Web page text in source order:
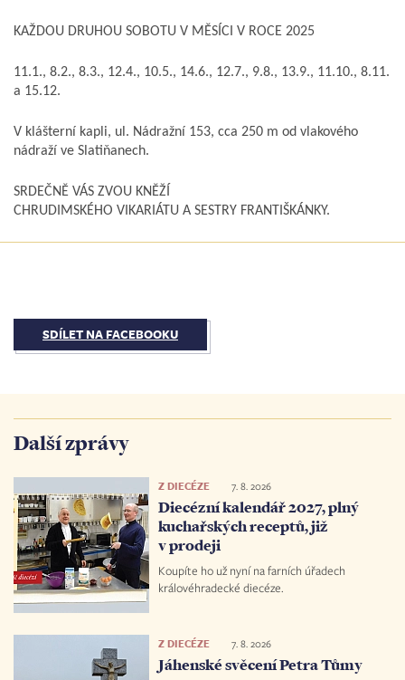
KAŽDOU DRUHOU SOBOTU V MĚSÍCI V ROCE 2025
11.1., 8.2., 8.3., 12.4., 10.5., 14.6., 12.7., 9.8., 13.9., 11.10., 8.11.
a 15.12.
V klášterní kapli, ul. Nádražní 153, cca 250 m od vlakového
nádraží ve Slatiňanech.
SRDEČNĚ VÁS ZVOU KNĚŽÍ
CHRUDIMSKÉHO VIKARIÁTU A SESTRY FRANTIŠKÁNKY.
SDÍLET NA FACEBOOKU
Další zprávy
Z DIECÉZE 7. 8. 2026
Diecézní kalendář 2027, plný
kuchařských receptů, již
v prodeji
Koupíte ho už nyní na farních úřadech
královéhradecké diecéze.
Z DIECÉZE 7. 8. 2026
Jáhenské svěcení Petra Tůmy